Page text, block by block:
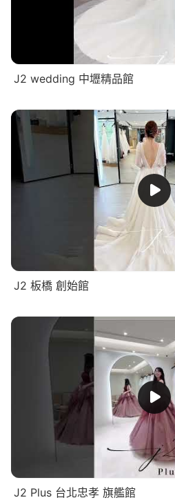
J2 wedding 中壢精品館
J2 板橋 創始館
J2 Plus 台北忠孝 旗艦館